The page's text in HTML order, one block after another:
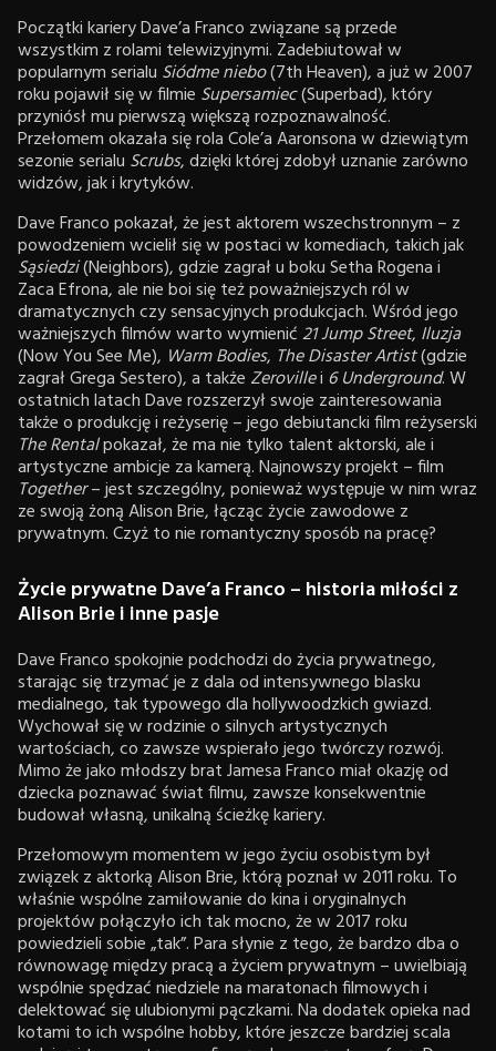
Początki kariery Dave’a Franco związane są przede
wszystkim z rolami telewizyjnymi. Zadebiutował w
popularnym serialu Siódme niebo(7th Heaven), a już w 2007
roku pojawił się w filmie Supersamiec(Superbad), który
przyniósł mu pierwszą większą rozpoznawalność.
Przełomem okazała się rola Cole’a Aaronsona w dziewiątym
sezonie serialu Scrubs, dzięki której zdobył uznanie zarówno
widzów, jak i krytyków.
Dave Franco pokazał, że jest aktorem wszechstronnym – z
powodzeniem wcielił się w postaci w komediach, takich jak
Sąsiedzi(Neighbors), gdzie zagrał u boku Setha Rogena i
Zaca Efrona, ale nie boi się też poważniejszych ról w
dramatycznych czy sensacyjnych produkcjach. Wśród jego
ważniejszych filmów warto wymienić21 Jump Street, Iluzja
(Now You See Me), Warm Bodies, The Disaster Artist(gdzie
zagrał Grega Sestero), a także Zerovillei 6 Underground. W
ostatnich latach Dave rozszerzył swoje zainteresowania
także o produkcję i reżyserię – jego debiutancki film reżyserski
The Rentalpokazał, że ma nie tylko talent aktorski, ale i
artystyczne ambicje za kamerą. Najnowszy projekt – film
Together– jest szczególny, ponieważ występuje w nim wraz
ze swoją żoną Alison Brie, łącząc życie zawodowe z
prywatnym. Czyż to nie romantyczny sposób na pracę?
Życie prywatne Dave’a Franco – historia miłości z
Alison Brie i inne pasje
Dave Franco spokojnie podchodzi do życia prywatnego,
starając się trzymać je z dala od intensywnego blasku
medialnego, tak typowego dla hollywoodzkich gwiazd.
Wychował się w rodzinie o silnych artystycznych
wartościach, co zawsze wspierało jego twórczy rozwój.
Mimo że jako młodszy brat Jamesa Franco miał okazję od
dziecka poznawać świat filmu, zawsze konsekwentnie
budował własną, unikalną ścieżkę kariery.
Przełomowym momentem w jego życiu osobistym był
związek z aktorką Alison Brie, którą poznał w 2011 roku. To
właśnie wspólne zamiłowanie do kina i oryginalnych
projektów połączyło ich tak mocno, że w 2017 roku
powiedzieli sobie „tak”. Para słynie z tego, że bardzo dba o
równowagę między pracą a życiem prywatnym – uwielbiają
wspólnie spędzać niedziele na maratonach filmowych i
delektować się ulubionymi pączkami. Na dodatek opieka nad
kotami to ich wspólne hobby, które jeszcze bardziej scala